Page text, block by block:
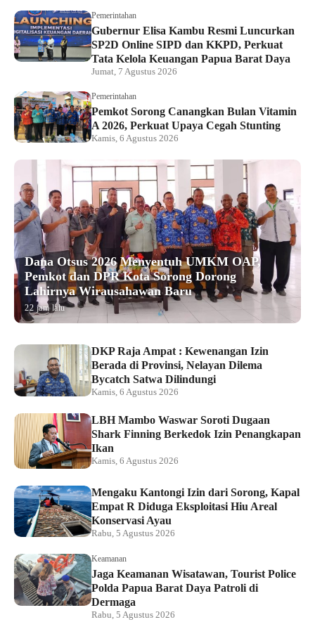
Pemerintahan
Gubernur Elisa Kambu Resmi Luncurkan
SP2D Online SIPD dan KKPD, Perkuat
Tata Kelola Keuangan Papua Barat Daya
Jumat, 7 Agustus 2026
Pemerintahan
Pemkot Sorong Canangkan Bulan Vitamin
A 2026, Perkuat Upaya Cegah Stunting
Kamis, 6 Agustus 2026
Dana Otsus 2026 Menyentuh UMKM OAP,
Pemkot dan DPR Kota Sorong Dorong
Lahirnya Wirausahawan Baru
22 jam lalu
DKP Raja Ampat : Kewenangan Izin
Berada di Provinsi, Nelayan Dilema
Bycatch Satwa Dilindungi
Kamis, 6 Agustus 2026
LBH Mambo Waswar Soroti Dugaan
Shark Finning Berkedok Izin Penangkapan
Ikan
Kamis, 6 Agustus 2026
Mengaku Kantongi Izin dari Sorong, Kapal
Empat R Diduga Eksploitasi Hiu Areal
Konservasi Ayau
Rabu, 5 Agustus 2026
Keamanan
Jaga Keamanan Wisatawan, Tourist Police
Polda Papua Barat Daya Patroli di
Dermaga
Rabu, 5 Agustus 2026